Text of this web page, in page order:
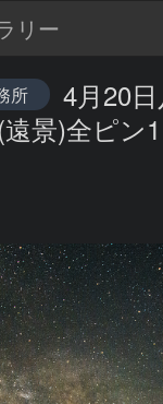
リー
所
4月20
景)全ピン